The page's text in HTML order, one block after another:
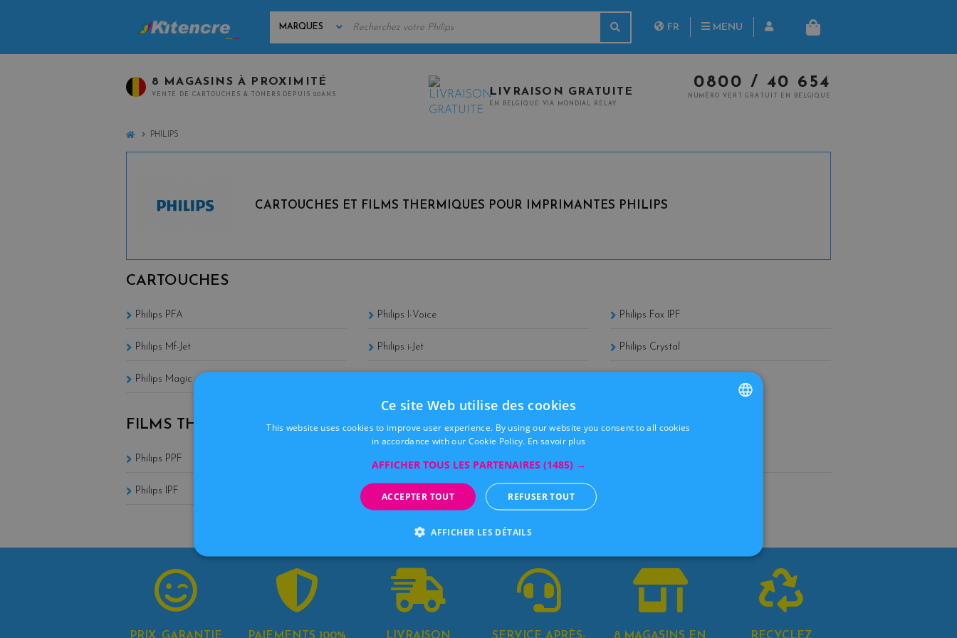
CLÉS
RechercheFR MENU
PANIER
8 MAGASINS À PROXIMITÉ
VENTE DE CARTOUCHES & TONERS DEPUIS 20ANS LIVRAISON GRATUITE
EN BELGIQUE VIA MONDIAL RELAY.
0800 / 40 654
NUMÉRO VERT GRATUIT EN BELGIQUE
HOMEPHILIPS
CARTOUCHES ET FILMS THERMIQUES POUR IMPRIMANTES PHILIPS
CARTOUCHES
Philips PFA
Philips Mf-Jet
Philips Magic
Philips I-Voice
Philips i-Jet
Philips Fax IPF
Philips Crystal
FILMS THERMIQUE
Philips PPF
Philips IPF
PRIX, GARANTIE PAIEMENTS 100% LIVRAISON SERVICE APRÈS- 8 MAGASINS EN RECYCLEZ
Ce site Web utilise des cookies
This website uses cookies to improve user experience. By using our website you consent to all cookies
in accordance with our Cookie Policy. En savoir plus
AFFICHER TOUS LES PARTENAIRES (1485) →
ACCEPTER TOUT REFUSER TOUT
AFFICHER LES DÉTAILS